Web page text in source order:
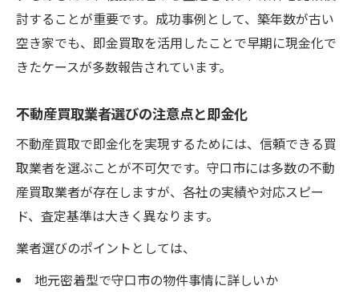
討することが重要です。成功事例として、築年数が古い
空き家でも、即金買取を活用したことで早期に現金化で
きたケースが多数報告されています。
不動産買取業者選びの注意点と即金化
不動産買取で即金化を実現するためには、信頼できる買
取業者を選ぶことが不可欠です。守口市には多数の不動
産買取業者が存在しますが、各社の実績や対応スピー
ド、査定基準は大きく異なります。
業者選びのポイントとしては、
地元密着型で守口市の物件事情に詳しいか